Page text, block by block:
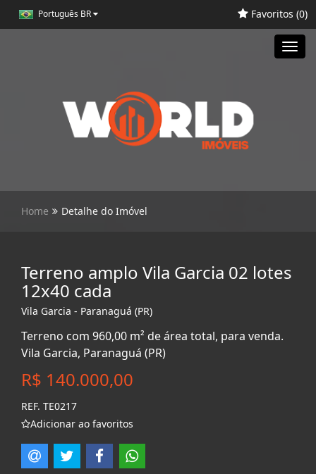
Português BR Favoritos (0)
Home Detalhe do Imóvel
Terreno amplo Vila Garcia 02 lotes
12x40 cada
Vila Garcia - Paranaguá (PR)
Terreno com 960,00 m² de área total, para venda.
Vila Garcia, Paranaguá (PR)
R$ 140.000,00
REF. TE0217
Adicionar ao favoritos